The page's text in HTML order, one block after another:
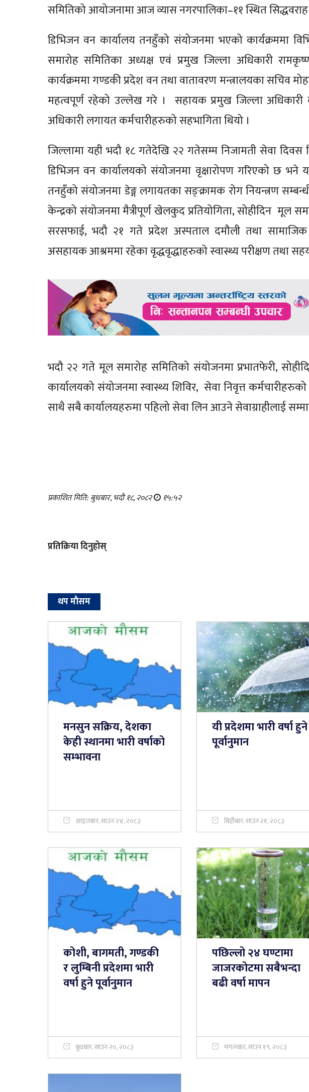
समितिको आयोजनामा आज व्यास नगरपालिका–११ स्थित सिद्धवराह
डिभिजन वन कार्यालय तनहुँको संयोजनमा भएको कार्यक्रममा
समारोह समितिका अध्यक्ष एवं प्रमुख जिल्ला अधिकारी
कार्यक्रममा गण्डकी प्रदेश वन तथा वातावरण मन्त्रालयका सचिव
महत्वपूर्ण रहेको उल्लेख गरे । सहायक प्रमुख जिल्ला अधिकारी
अधिकारी लगायत कर्मचारीहरुको सहभागिता थियो ।
जिल्लामा यही भदौ १८ गतेदेखि २२ गतेसम्म निजामती सेवा दिवस
डिभिजन वन कार्यालयको संयोजनमा वृक्षारोपण गरिएको छ भने
तनहुँको संयोजनमा डेङ्ग लगायतका सङ्क्रामक रोग नियन्त्रण
केन्द्रको संयोजनमा मैत्रीपूर्ण खेलकुद प्रतियोगिता, सोहीदिन मूल
सरसफाई, भदौ २१ गते प्रदेश अस्पताल दमौली तथा सामाजिक
असहायक आश्रममा रहेका वृद्धवृद्धाहरुको स्वास्थ्य परीक्षण तथा
भदौ २२ गते मूल समारोह समितिको संयोजनमा प्रभातफेरी,
कार्यालयको संयोजनमा स्वास्थ्य शिविर, सेवा निवृत्त
साथै सबै कार्यालयहरुमा पहिलो सेवा लिन आउने सेवाग्राहीलाई
प्रकाशित मिति: बुधबार, भदौ १८, २०८२ १५:५२
प्रतिक्रिया दिनुहोस्
थप माैसम
मनसुन सक्रिय, देशका
केही स्थानमा भारी वर्षाको
सम्भावना
आइतबार, साउन २४, २०८३
यी प्रदेशमा भारी वर्षा हुने
पूर्वानुमान
बिहीबार, साउन २१, २०८३
कोशी, बागमती, गण्डकी
र लुम्बिनी प्रदेशमा भारी
वर्षा हुने पूर्वानुमान
बुधबार, साउन २०, २०८३
पछिल्लो २४ घण्टामा
जाजरकोटमा सबैभन्दा
बढी वर्षा मापन
मंगलबार, साउन १९, २०८३